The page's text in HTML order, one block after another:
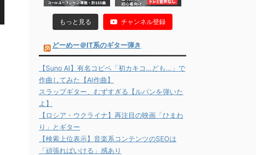
もっと見る チャンネル登録
どーめー＠IT系のギター弾き
【Suno AI】有名コピペ「初カキコ…ども…」で
作曲してみた【AI作曲】
スラップギター、むずすぎる【ルパンを弾いた
よ】
【ロシア・ウクライナ】再注目の映画「ひまわ
り」とギター
【検索上位表示】音楽系コンテンツのSEOは
「頑張ればいける」感あり